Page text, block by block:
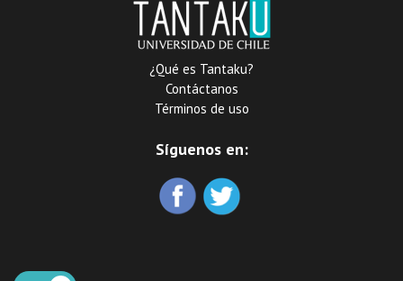
¿Qué es Tantaku?
Contáctanos
Términos de uso
Síguenos en: